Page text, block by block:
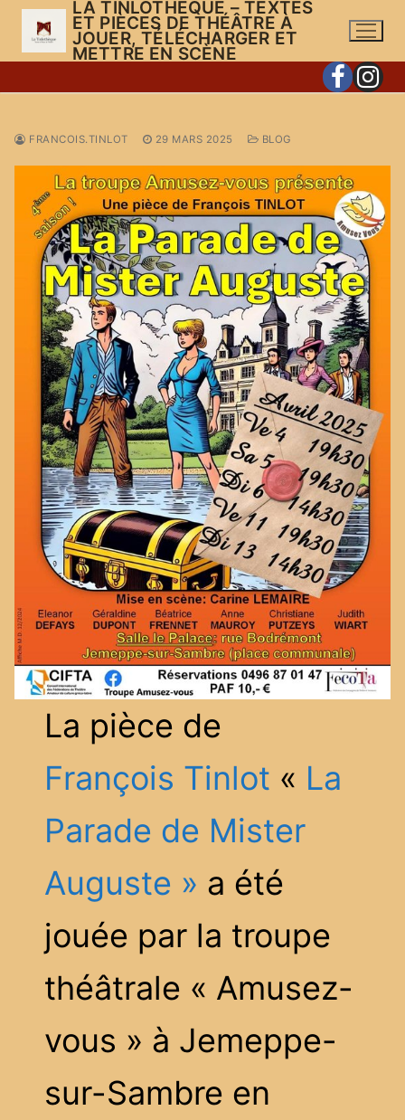
Aller
contenu
LA TINLOTHÈQUE – TEXTES
ET PIÈCES DE THÉÂTRE À
JOUER, TÉLÉCHARGER ET
METTRE EN SCÈNE
FRANCOIS.TINLOT 29 MARS 2025 BLOG
La pièce de
François Tinlot « La
Parade de Mister
Auguste » a été
jouée par la troupe
théâtrale « Amusez-
vous » à Jemeppe-
sur-Sambre en